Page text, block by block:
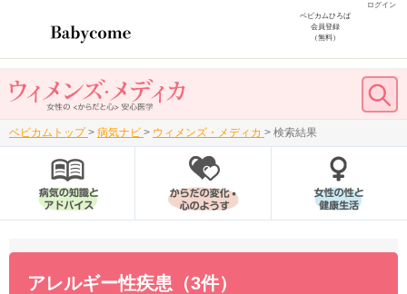
ログイン
ベビカムひろば
会員登録
（無料）
ベビカムトップ > 病気ナビ > ウィメンズ・メディカ > 検索結果
アレルギー性疾患（3件）